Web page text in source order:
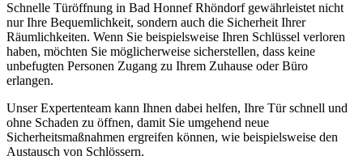
Schnelle Türöffnung in Bad Honnef Rhöndorf gewährleistet nicht
nur Ihre Bequemlichkeit, sondern auch die Sicherheit Ihrer
Räumlichkeiten.​ Wenn Sie beispielsweise Ihren Schlüssel verloren
haben, möchten Sie möglicherweise sicherstellen, dass keine
unbefugten Personen Zugang zu Ihrem Zuhause oder Büro
erlangen.​
Unser Expertenteam kann Ihnen dabei helfen, Ihre Tür schnell und
ohne Schaden zu öffnen, damit Sie umgehend neue
Sicherheitsmaßnahmen ergreifen können, wie beispielsweise den
Austausch von Schlössern.​